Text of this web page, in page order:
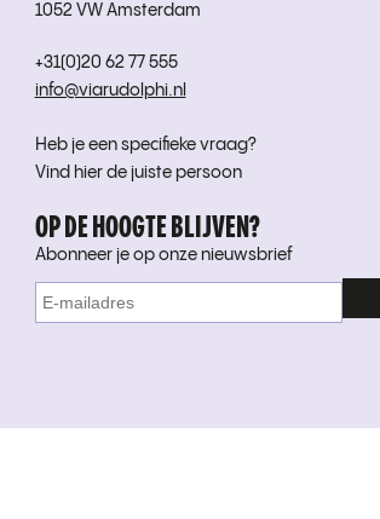
1052 VW Amsterdam
+31(0)20 62 77 555
info@viarudolphi.nl
Heb je een specifieke vraag?
Vind hier de juiste persoon
OP DE HOOGTE BLIJVEN?
Abonneer je op onze nieuwsbrief